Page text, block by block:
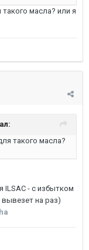
масла? или я
такого масла?
ILSAC - c избытком
на раз)